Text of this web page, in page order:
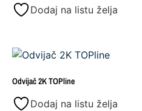
Dodaj na listu želja
Odvijač 2K TOPline
Dodaj na listu želja